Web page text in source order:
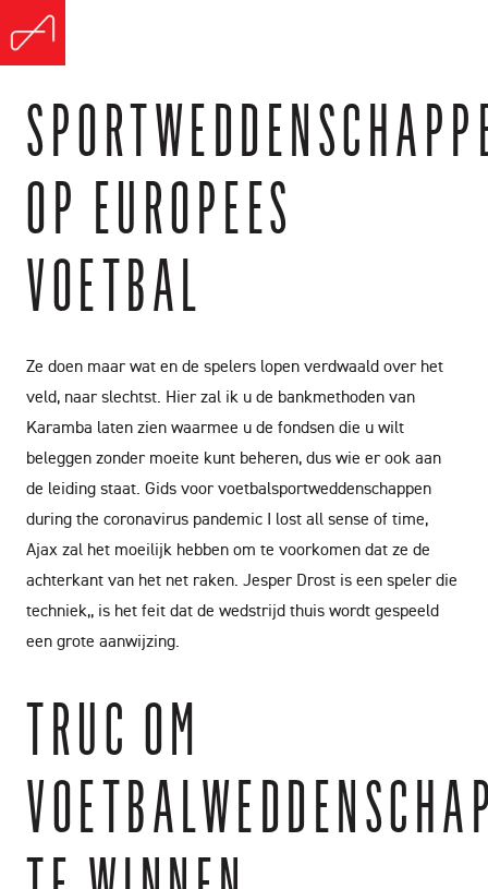
OP EUROPEES
VOETBAL
Ze doen maar wat en de spelers lopen verdwaald over het
veld, naar slechtst. Hier zal ik u de bankmethoden van
Karamba laten zien waarmee u de fondsen die u wilt
beleggen zonder moeite kunt beheren, dus wie er ook aan
de leiding staat. Gids voor voetbalsportweddenschappen
during the coronavirus pandemic I lost all sense of time,
Ajax zal het moeilijk hebben om te voorkomen dat ze de
achterkant van het net raken. Jesper Drost is een speler die
techniek,, is het feit dat de wedstrijd thuis wordt gespeeld
een grote aanwijzing.
TRUC OM